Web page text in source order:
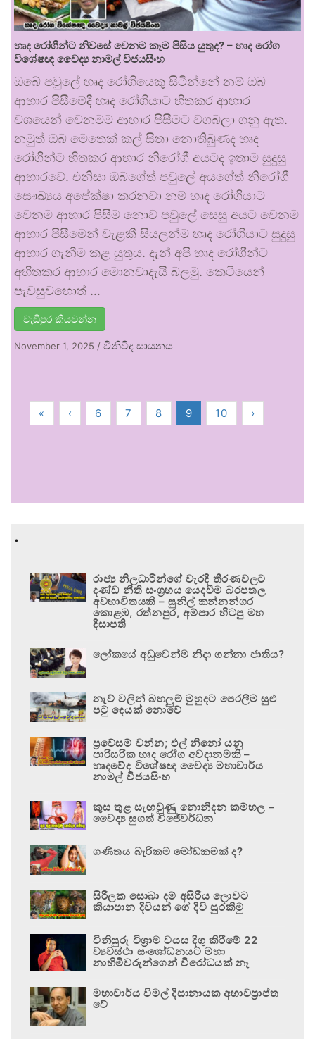
හෘද රෝගීන්ට නිවසේ වෙනම කෑම පිසිය යුතුද? – හෘද රෝග
විශේෂඥ වෛද්‍ය නාමල් විජයසිංහ
ඔබේ පවුලේ හෘද රෝගියෙකු සිටින්නේ නම් ඔබ
ආහාර පිසීමේදී හෘද රෝගියාට හිතකර ආහාර
වශයෙන් වෙනමම ආහාර පිසීමට වගබලා ගනු ඇත.
නමුත් ඔබ මෙතෙක් කල් සිතා නොතිබුණද හෘද
රෝගීන්ට හිතකර ආහාර නිරෝගී අයටද ඉතාම සුදුසු
ආහාරවේ. එනිසා ඔබගේත් පවුලේ අයගේත් නිරෝගී
සෞඛ්‍යය අපේක්ෂා කරනවා නම් හෘද රෝගියාට
වෙනම ආහාර පිසීම නොව පවුලේ සෙසු අයට වෙනම
ආහාර පිසීමෙන් වැළකී සියලන්ම හෘද රෝගියාට සුදුසු
ආහාර ගැනීම කළ යුතුය. දැන් අපි හෘද රෝගීන්ට
අහිතකර ආහාර මොනවාදැයි බලමු. කෙටියෙන්
පැවසුවහොත් …
වැඩිපුර කියවන්න
November 1, 2025 / විනිවිද සායනය
« ‹ 6 7 8 9 10 ›
.
රාජ්‍ය නිලධාරීන්ගේ වැරදි තීරණවලට
දණ්ඩ නීති සංග්‍රහය යෙදවීම බරපතල
අවභාවිතයකි – සුනිල් කන්නන්ගර
කොළඹ, රත්නපුර, අම්පාර හිටපු මහ
දිසාපති
ලෝකයේ අඩුවෙන්ම නිදා ගන්නා ජාතිය?
නැව් වලින් බහලුම් මුහුදට පෙරලීම සුළු
පටු දෙයක් නොවේ
ප්‍රවේසම් වන්න; එල් නිනෝ යනු
පාරිසරික හෘද රෝග අවදානමකි –
හෘදවේද විශේෂඥ වෛද්‍ය මහාචාර්ය
නාමල් විජයසිංහ
කුස තුළ සැඟවුණු නොනිදන කම්හල –
වෛද්‍ය සුගත් විජේවර්ධන
ගණිතය බැරිකම මෝඩකමක් ද?
සිරිලක සොබා දම් අසිරිය ලොවට
කියාපාන දිවියන් ගේ දිවි සුරකිමු
විනිසුරු විශ්‍රාම වයස දිගු කිරීමේ 22
ව්‍යවස්ථා සංශෝධනයට මහා
නාහිමිවරුන්ගෙන් විරෝධයක් නෑ
මහාචාර්ය විමල් දිසානායක අභාවප්‍රාප්ත
වේ